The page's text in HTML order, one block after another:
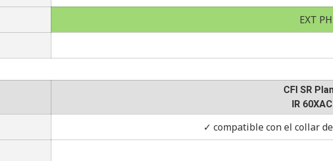
EXT
CFI SR
IR
✓ compatible con el collar